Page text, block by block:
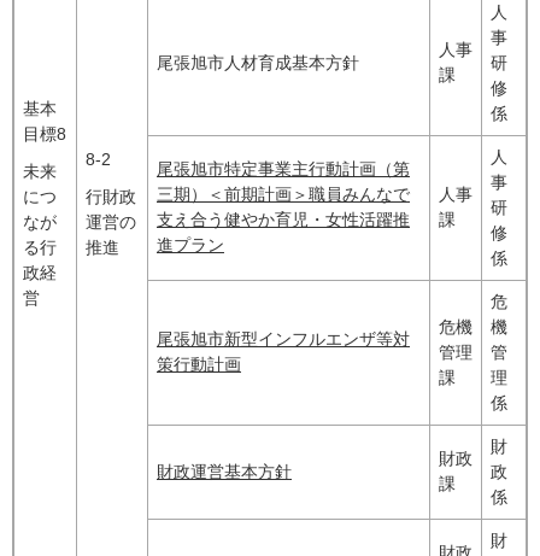
基本
目標8
未来
につ
なが
る行
政経
営
8-2
行財政
運営の
推進
尾張旭市人材育成基本方針
人事
課
人
事
研
修
係
尾張旭市特定事業主行動計画（第
三期）＜前期計画＞職員みんなで
支え合う健やか育児・女性活躍推
進プラン
人事
課
人
事
研
修
係
尾張旭市新型インフルエンザ等対
策行動計画
危機
管理
課
危
機
管
理
係
財政運営基本方針
財政
課
財
政
係
財政
財